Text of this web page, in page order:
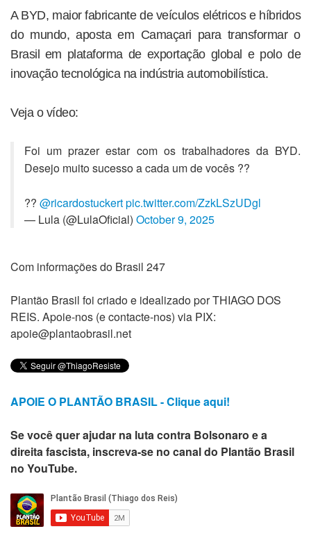
A BYD, maior fabricante de veículos elétricos e híbridos
do mundo, aposta em Camaçari para transformar o
Brasil em plataforma de exportação global e polo de
inovação tecnológica na indústria automobilística.
Veja o vídeo:
Foi um prazer estar com os trabalhadores da BYD.
Desejo muito sucesso a cada um de vocês ??
?? @ricardostuckertpic.twitter.com/ZzkLSzUDgl
— Lula (@LulaOficial) October 9, 2025
Com informações do Brasil 247
Plantão Brasil foi criado e idealizado por THIAGO DOS
REIS. Apoie-nos (e contacte-nos) via PIX:
apoie@plantaobrasil.net
APOIE O PLANTÃO BRASIL - Clique aqui!
Se você quer ajudar na luta contra Bolsonaro e a
direita fascista, inscreva-se no canal do Plantão Brasil
no YouTube.